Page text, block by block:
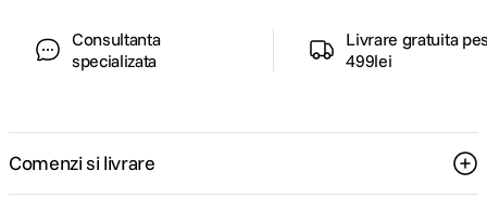
Consultanta
specializata
Livrare gratuita
499lei
Comenzi si livrare